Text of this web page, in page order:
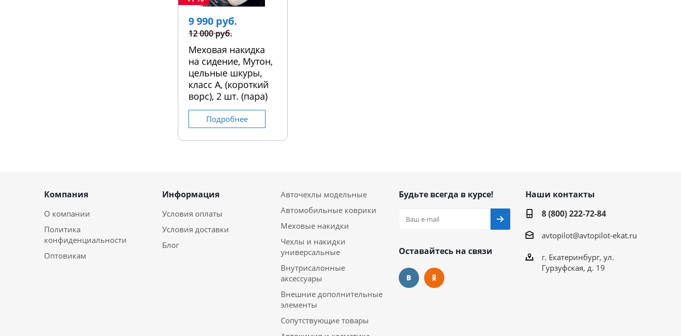
9 990 руб.
12 000 руб.
Меховая накидка
на сидение, Мутон,
цельные шкуры,
класс А, (короткий
ворс), 2 шт. (пара)
Подробнее
Компания
О компании
Политика
конфиденциальности
Оптовикам
Информация
Условия оплаты
Условия доставки
Блог
Авточехлы модельные
Автомобильные коврики
Меховые накидки
Чехлы и накидки
универсальные
Внутрисалонные
аксессуары
Внешние дополнительные
элементы
Сопутствующие товары
Будьте всегда в курсе!
Оставайтесь на связи
Наши контакты
8 (800) 222-72-84
avtopilot@avtopilot-ekat.ru
г. Екатеринбург, ул.
Гурзуфская, д. 19